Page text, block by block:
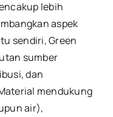
lebih
aspek
sendiri, Green
sumber
dan
mendukung
air),